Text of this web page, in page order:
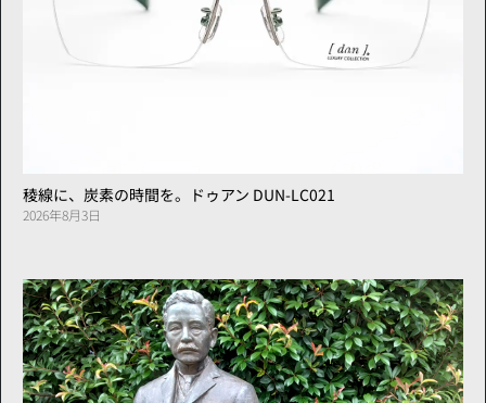
稜線に、炭素の時間を。ドゥアン DUN-LC021
2026年8月3日